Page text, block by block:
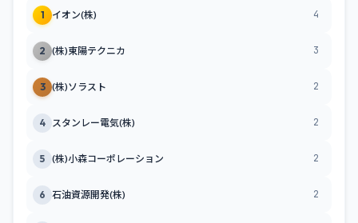
1 イオン(株) 4
2 (株)東陽テクニカ 3
3 (株)ソラスト 2
4 スタンレー電気(株) 2
5 (株)小森コーポレーション 2
6 石油資源開発(株) 2